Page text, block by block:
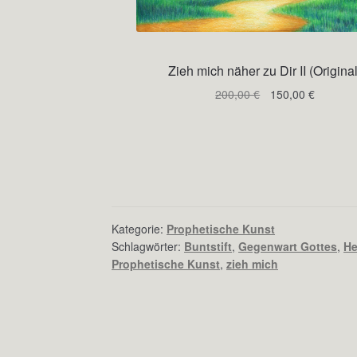
Zieh mich näher zu Dir II
200,00€
Ursprünglicher
150,00 €Aktueller
Kategorie: Prophetische Kunst
Schlagwörter: Buntstift,Gegenwart Gottes,
Prophetische Kunst,zieh mich